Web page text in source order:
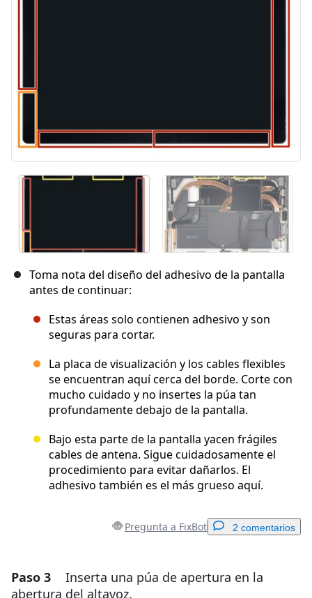
Toma nota del diseño del adhesivo de la pantalla
antes de continuar:
Estas áreas solo contienen adhesivo y son
seguras para cortar.
La placa de visualización y los cables flexibles
se encuentran aquí cerca del borde. Corte con
mucho cuidado y no insertes la púa tan
profundamente debajo de la pantalla.
Bajo esta parte de la pantalla yacen frágiles
cables de antena. Sigue cuidadosamente el
procedimiento para evitar dañarlos. El
adhesivo también es el más grueso aquí.
Pregunta a FixBot 2 comentarios
Agregar un comentario
Paso 3
Inserta una púa de apertura en la
abertura del altavoz.